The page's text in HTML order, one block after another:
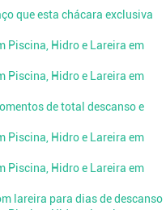
que esta chácara exclusiva
de total descanso e
lareira para dias de descanso